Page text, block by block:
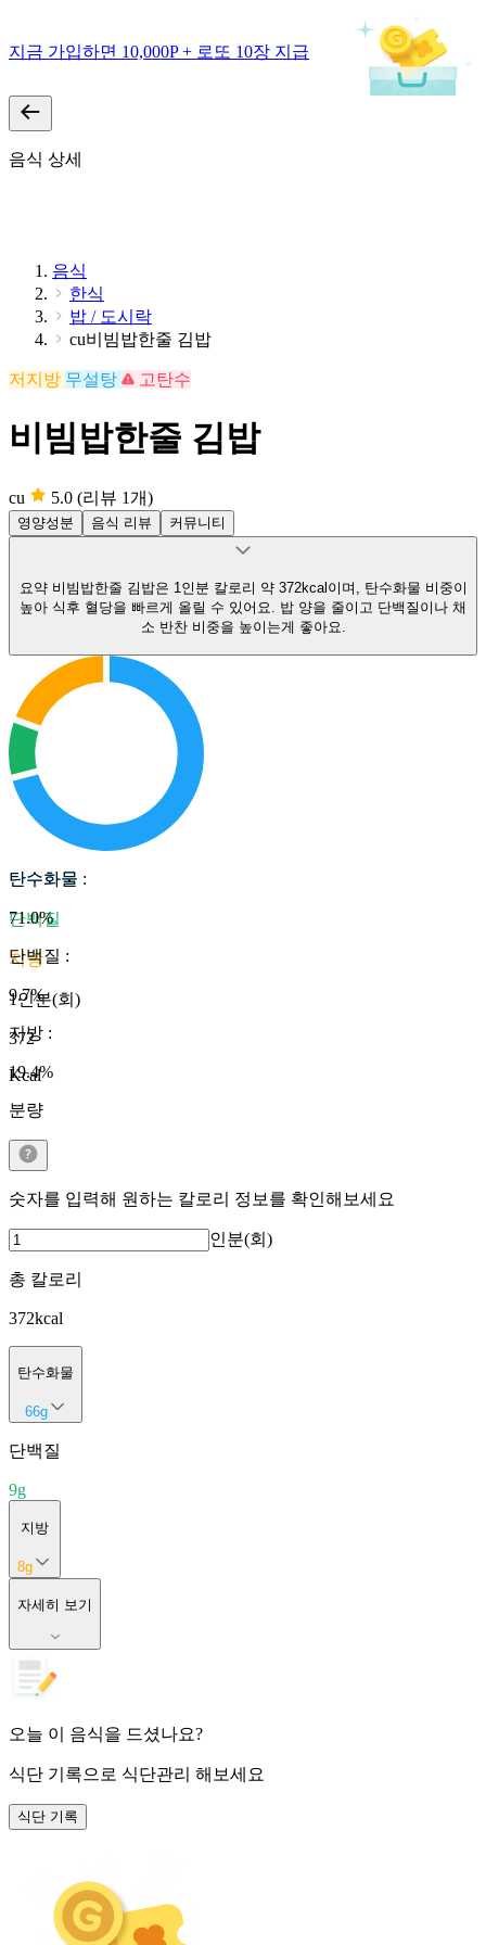
지금 가입하면 10,000P + 로또 10장 지급
음식 상세
음식
한식
밥 / 도시락
cu비빔밥한줄 김밥
저지방 무설탕 고탄수
비빔밥한줄 김밥
cu 5.0 (리뷰 1개)
영양성분 음식 리뷰 커뮤니티
요약 비빔밥한줄 김밥은 1인분 칼로리 약 372kcal이며, 탄수화물 비중이
높아 식후 혈당을 빠르게 올릴 수 있어요. 밥 양을 줄이고 단백질이나 채
소 반찬 비중을 높이는게 좋아요.
탄수화물
단백질
지방
1인분(회)
372
Kcal
탄수화물 :
71.0%
단백질 :
9.7%
지방 :
19.4%
분량
숫자를 입력해 원하는 칼로리 정보를 확인해보세요
인분(회)
총 칼로리
372kcal
탄수화물
66g
단백질
9g
지방
8g
자세히 보기
오늘 이 음식을 드셨나요?
식단 기록으로 식단관리 해보세요
식단 기록